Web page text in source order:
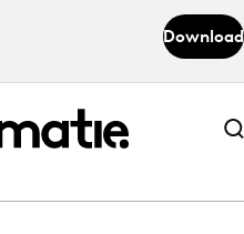
Download
Abonneer nu
Abonneer nu